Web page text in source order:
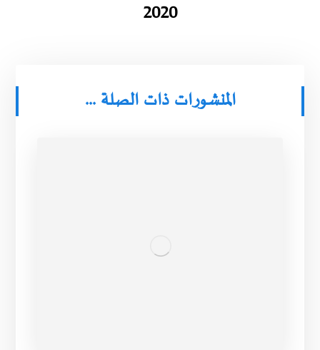
2020
المنشورات ذات الصلة ...